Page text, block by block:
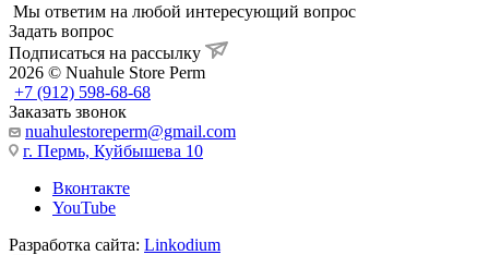
Мы ответим на любой интересующий вопрос
Задать вопрос
Подписаться на рассылку
2026 © Nuahule Store Perm
+7 (912) 598-68-68
Заказать звонок
nuahulestoreperm@gmail.com
г. Пермь, Куйбышева 10
Вконтакте
YouTube
Разработка сайта: Linkodium